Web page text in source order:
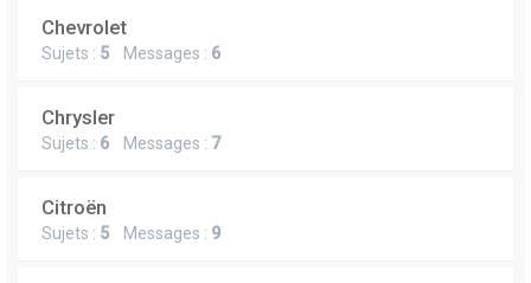
Chevrolet
Sujets : 5 Messages : 6
Chrysler
Sujets : 6 Messages : 7
Citroën
Sujets : 5 Messages : 9